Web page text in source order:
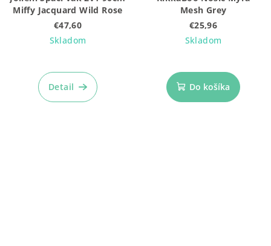
Miffy Jacquard Wild Rose
€47,60
Skladom
Detail
Mesh Grey
€25,96
Skladom
Do košíka